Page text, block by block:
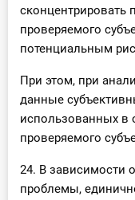
сконцентрировать
проверяемого
потенциальным
При этом, при
данные
использованных в
проверяемого
24. В зависимости
проблемы,